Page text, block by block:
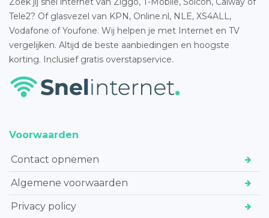
Tele2? Of glasvezel van KPN, Online.nl, NLE, XS4ALL,
Vodafone of Youfone. Wij helpen je met Internet en TV
vergelijken. Altijd de beste aanbiedingen en hoogste
korting. Inclusief gratis overstapservice.
Voorwaarden
Contact opnemen
Algemene voorwaarden
Privacy policy